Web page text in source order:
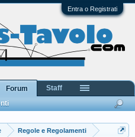
Entra o Registrati
Regole e Regolamenti
Forum
Staff